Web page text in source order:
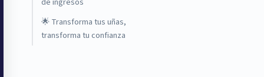
🌟 Transforma tus uñas,
transforma tu confianza